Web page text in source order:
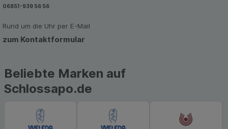
06851-939 56 56
Rund um die Uhr per E-Mail
zum Kontaktformular
Beliebte Marken auf
Schlossapo.de